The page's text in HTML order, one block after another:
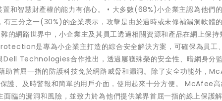
和智慧財產權的能力有信心。 • 大多數(68%)小企業主認為他們
三分之一(30%)的企業表示，攻擊是由於過時或未修補漏洞軟體
的網路世界中，小企業主及其員工透過相關資源和產品在網上保持
是專為小企業主打造的綜合安全解決方案，可確保為員工
Dell Technologies合作推出，透過屢獲殊榮的安全性、暗網身分
助首屈一指的防護科技免於網路威脅和漏洞。除了安全功能外，
、及時警報和簡單的用戶介面，使用起來十分方便。 McAfee
臨的漏洞和風險，並致力於為他們提供業界首屈一指的線上保護